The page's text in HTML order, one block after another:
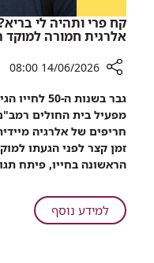
קח פרי ותהיה לי
אלרגית חמורה
שיתוף
פרי
ותהיה
אכל
קיווי,
14/06/2026 08:00
גבר בשנות
מפעיל בית החולים
חריפים של אלרגיה
זמן קצר לפני הגעתו
הראשונה בחייו, פיתח תגובה
למידע נוסףעל
קח